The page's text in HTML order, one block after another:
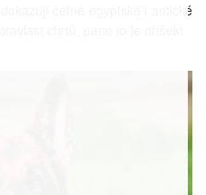
četné egyptské i antické
chrtů, pane to je oříšek!